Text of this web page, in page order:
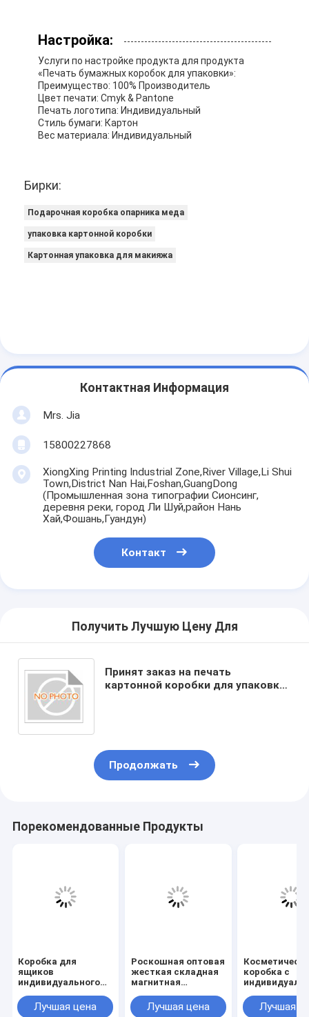
Настройка:
Услуги по настройке продукта для продукта
«Печать бумажных коробок для упаковки»:
Преимущество: 100% Производитель
Цвет печати: Cmyk & Pantone
Печать логотипа: Индивидуальный
Стиль бумаги: Картон
Вес материала: Индивидуальный
Бирки:
Подарочная коробка опарника меда
упаковка картонной коробки
Картонная упаковка для макияжа
Контактная Информация
Mrs. Jia
15800227868
XiongXing Printing Industrial Zone,River Village,Li Shui
Town,District Nan Hai,Foshan,GuangDong
(Промышленная зона типографии Сионсинг,
деревня реки, город Ли Шуй,район Нань
Хай,Фошань,Гуандун)
Контакт
Получить Лучшую Цену Для
Принят заказ на печать
картонной коробки для упаковки.
Продолжать
Порекомендованные Продукты
Коробка для
ящиков
индивидуального
ламинированием,
лакированием и
Лучшая цена
Роскошная оптовая
жесткая складная
магнитная
коробка с
индивидуальным
Лучшая цена
коробка с
размером и
Лучшая